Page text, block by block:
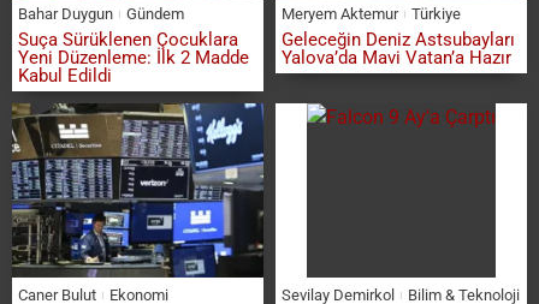
Bahar Duygun Gündem
Suça Sürüklenen Çocuklara
Yeni Düzenleme: İlk 2 Madde
Kabul Edildi
Meryem Aktemur Türkiye
Geleceğin Deniz Astsubayları
Yalova’da Mavi Vatan’a Hazır
Caner Bulut Ekonomi Sevilay Demirkol Bilim & Teknoloji